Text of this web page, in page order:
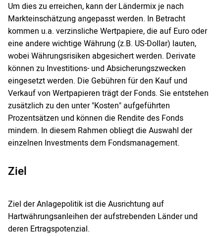
Um dies zu erreichen, kann der Ländermix je nach
Markteinschätzung angepasst werden. In Betracht
kommen u.a. verzinsliche Wertpapiere, die auf Euro oder
eine andere wichtige Währung (z.B. US-Dollar) lauten,
wobei Währungsrisiken abgesichert werden. Derivate
können zu Investitions- und Absicherungszwecken
eingesetzt werden. Die Gebühren für den Kauf und
Verkauf von Wertpapieren trägt der Fonds. Sie entstehen
zusätzlich zu den unter "Kosten" aufgeführten
Prozentsätzen und können die Rendite des Fonds
mindern. In diesem Rahmen obliegt die Auswahl der
einzelnen Investments dem Fondsmanagement.
Ziel
Ziel der Anlagepolitik ist die Ausrichtung auf
Hartwährungsanleihen der aufstrebenden Länder und
deren Ertragspotenzial.